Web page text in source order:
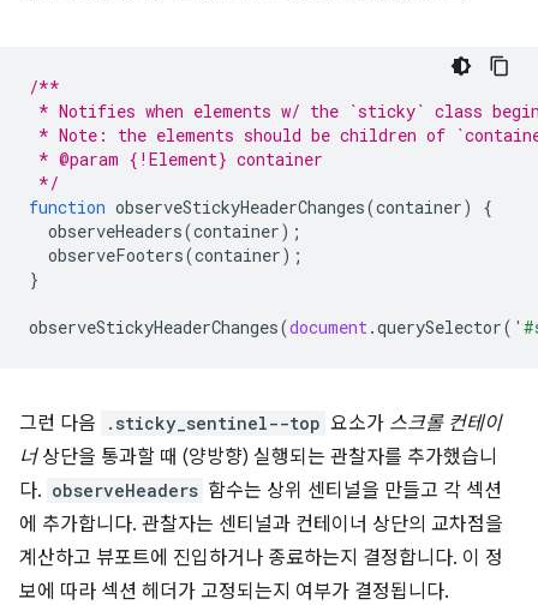
/**
* Notifies when elements w/ the `sticky` class
* Note: the elements should be children of
* @param {!Element} container
*/
function observeStickyHeaderChanges(container)
{
observeHeaders(container);
observeFooters(container);
}
observeStickyHeaderChanges(document .querySelector(
그런 다음 .sticky_sentinel--top 요소가 스크롤 컨테이
너상단을 통과할 때 (양방향) 실행되는 관찰자를 추가했습니
다. observeHeaders 함수는 상위 센티널을 만들고 각 섹션
에 추가합니다. 관찰자는 센티널과 컨테이너 상단의 교차점을
계산하고 뷰포트에 진입하거나 종료하는지 결정합니다. 이 정
보에 따라 섹션 헤더가 고정되는지 여부가 결정됩니다.